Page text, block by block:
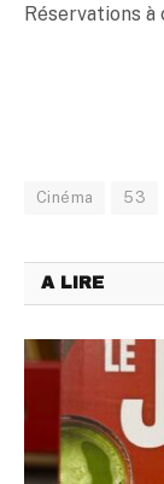
Réservations
Cinéma 53
A LIRE